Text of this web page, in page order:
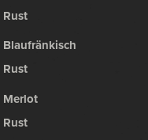
Rust
Blaufränkisch
Rust
Merlot
Rust